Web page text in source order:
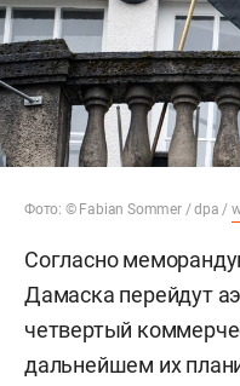
Фото: © Fabian Sommer / dpa /
Согласно
Дамаска перейдут
четвертый
дальнейшем их